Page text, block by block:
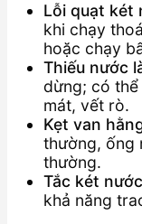
Lỗi quạt két
khi chạy
hoặc chạy
Thiếu nước
dừng; có thể
mát, vết rò.
Kẹt van
thường, ống
thường.
Tắc két
khả năng